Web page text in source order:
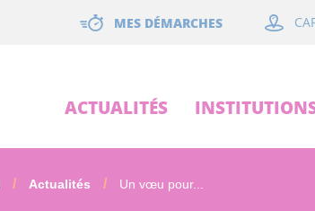
MES DÉMARCHES
ACTUALITÉS
Actualités Un vœu pour...